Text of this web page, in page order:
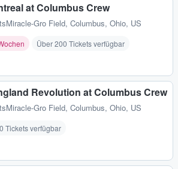
at Columbus Crew
Gro Field, Columbus, Ohio, US
Über 200 Tickets verfügbar
Revolution at Columbus Crew
Gro Field, Columbus, Ohio, US
Tickets verfügbar